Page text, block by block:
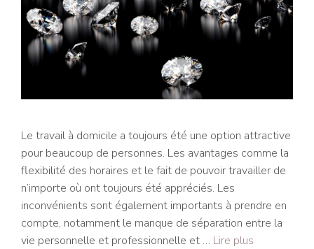
Le travail à domicile a toujours été une option attractive
pour beaucoup de personnes. Les avantages comme la
flexibilité des horaires et le fait de pouvoir travailler de
n’importe où ont toujours été appréciés. Les
inconvénients sont également importants à prendre en
compte, notamment le manque de séparation entre la
vie personnelle et professionnelle et … Lire plus